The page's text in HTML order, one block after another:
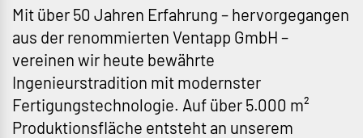
Mit über 50 Jahren Erfahrung – hervorgegangen
aus der renommierten Ventapp GmbH –
vereinen wir heute bewährte
Ingenieurstradition mit modernster
Fertigungstechnologie. Auf über 5.000 m²
Produktionsfläche entsteht an unserem